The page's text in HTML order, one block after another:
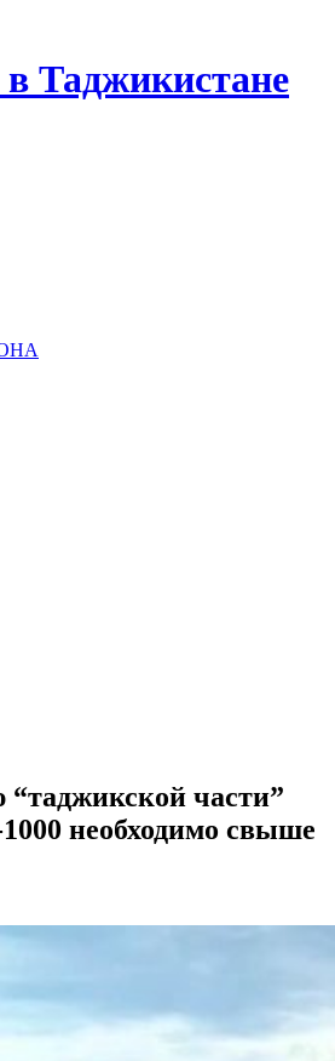
Таджикистане
части”
необходимо свыше